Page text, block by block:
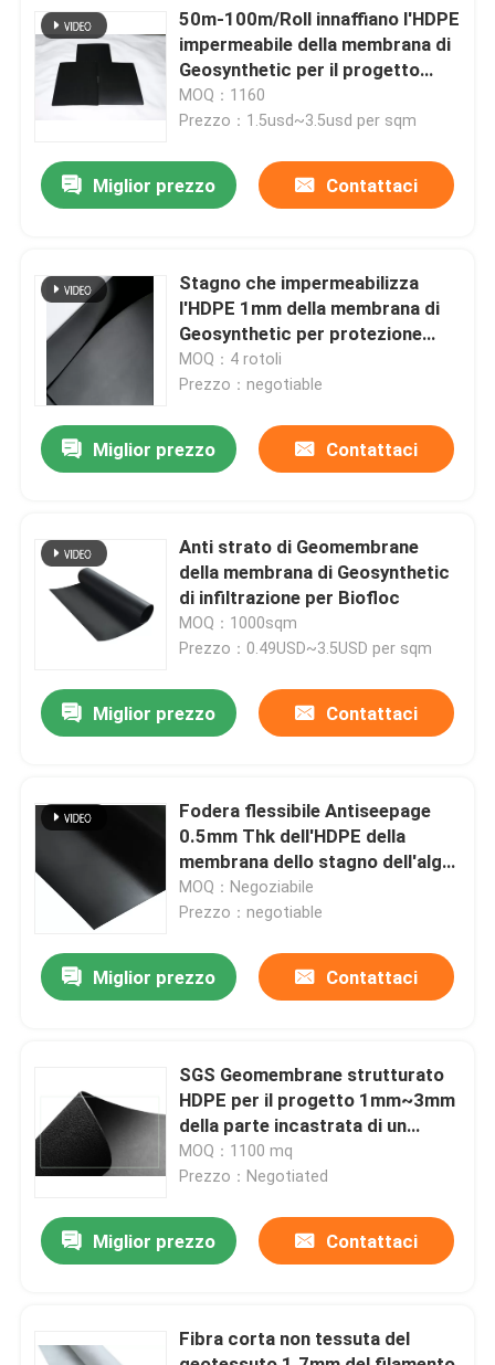
Casa
Circa noi
Giro della fabbrica
Controllo di qualità
Richieda una citazione
Tessuto di Geosynthetic
Griglia di rinforzo di Geosynthetic
50m-100m/Roll innaffiano l'HDPE
impermeabile della membrana di
Geosynthetic per il progetto
carboniero
MOQ：1160
Prezzo：1.5usd~3.5usd per sqm
Miglior prezzo Contattaci
Stagno che impermeabilizza
l'HDPE 1mm della membrana di
Geosynthetic per protezione
dell'ambiente
MOQ：4 rotoli
Prezzo：negotiable
Miglior prezzo Contattaci
Anti strato di Geomembrane
della membrana di Geosynthetic
di infiltrazione per Biofloc
MOQ：1000sqm
Prezzo：0.49USD~3.5USD per sqm
Miglior prezzo Contattaci
Fodera flessibile Antiseepage
0.5mm Thk dell'HDPE della
membrana dello stagno dell'alga
di Shirmp del pesce
MOQ：Negoziabile
Prezzo：negotiable
Miglior prezzo Contattaci
SGS Geomembrane strutturato
HDPE per il progetto 1mm~3mm
della parte incastrata di un
mattone in aggetto della miniera
MOQ：1100 mq
Prezzo：Negotiated
Miglior prezzo Contattaci
Fibra corta non tessuta del